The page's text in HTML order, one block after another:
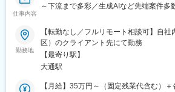
仕事内容
～下流まで多彩／生成AIなど先端案件多
勤務地
【転勤なし／フルリモート相談可】自
区）のクライアント先にて勤務
【最寄り駅】
大通駅
【月給】35万円～（固定残業代含む）